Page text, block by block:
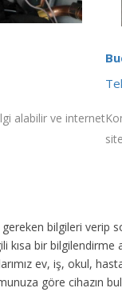
alabilir ve internet
bilgileri verip
kısa bir
ev, iş, okul,
göre cihazın